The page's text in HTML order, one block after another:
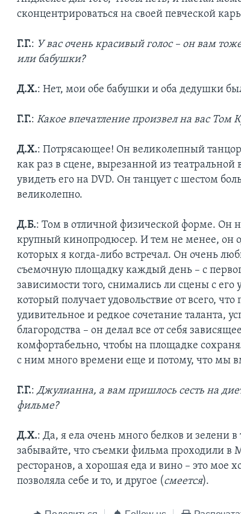
сконцентрироваться на своей певческой
Г.Г.: У вас очень красивый голос – он вам
или бабушки?
Д.Х.: Нет, мои обе бабушки и оба дедушки
Г.Г.:Какое впечатление произвел на вас Том
Д.Х.: Потрясающее! Он великолепный
как раз в сцене, вырезанной из
увидеть его на DVD. Он танцует с шестом
великолепно.
Д.Б.: Том в отличной физической форме. Он
крупный кинопродюсер. И тем не менее, он
которых я когда-либо встречал. Он очень
съемочную площадку каждый день – с
зависимости того, снимались ли сцены с
который получает удовольствие от всего, что
удивительное и редкое сочетание таланта,
благородства – он делал все от себя
комфортабельно, чтобы на площадке
с ним много времени еще и потому, что мы
Г.Г.:Джулианна, а вам пришлось сесть на
фильме?
Д.Х.: Да, я ела очень много белков и зелени
забывайте, что съемки фильма проходили в
ресторанов, а хорошая еда и вино – это мое
позволяла себе и то, и другое (смеется).